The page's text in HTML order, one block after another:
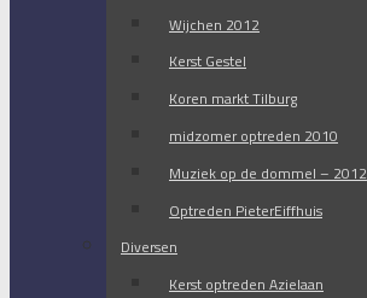
Wijchen 2012
Kerst Gestel
Koren markt Tilburg
midzomer optreden 2010
Muziek op de dommel – 2012
Optreden PieterEiffhuis
Diversen
Kerst optreden Azielaan